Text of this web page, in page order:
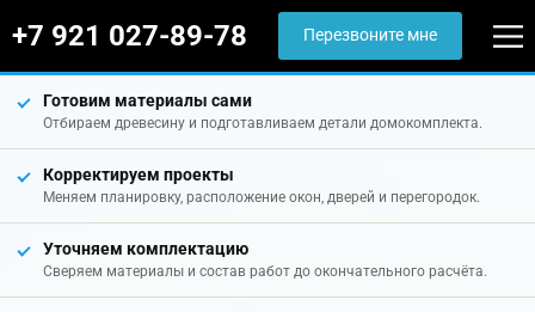
+7 921 027-89-78 Перезвоните мне
Готовим материалы сами
Отбираем древесину и подготавливаем детали домокомплекта.
Корректируем проекты
Меняем планировку, расположение окон, дверей и перегородок.
Уточняем комплектацию
Сверяем материалы и состав работ до окончательного расчёта.